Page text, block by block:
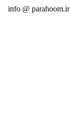
info @ parahoom.ir